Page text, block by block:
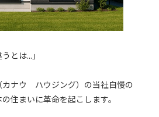
とは...」
ナウ ハウジング）の当社自慢の
住まいに革命を起こします。